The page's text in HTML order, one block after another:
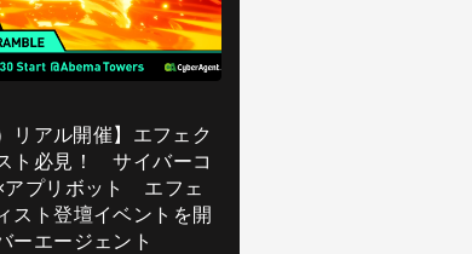
リアル開催】エフェク
ト必見！ サイバーコ
アプリボット エフェ
スト登壇イベントを開
ーエージェント